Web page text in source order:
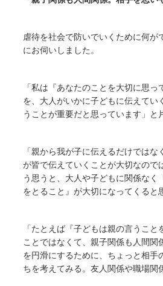
虐待を社会で防いでいくために何が
にお伺いしました。
「私は『あなたのことを大切に思っ
を、大人がいかに子どもに伝えてい
うことが重要だと思っています」と
「親から我が子に伝えるだけでは
が皆で伝えていくことが大切なので
う思うと、大人や子どもに関係なく
をとること』が大切になってくると
「たとえば『子どもは親の言うこと
ことではなくて、親子関係も人間関
を円滑にするために、ちょっと相手
ちを考えてみる。友人関係や職場関